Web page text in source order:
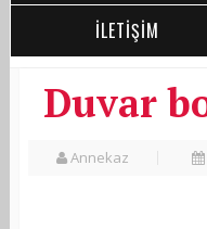
İLETİŞİM
Duvar
Annekaz